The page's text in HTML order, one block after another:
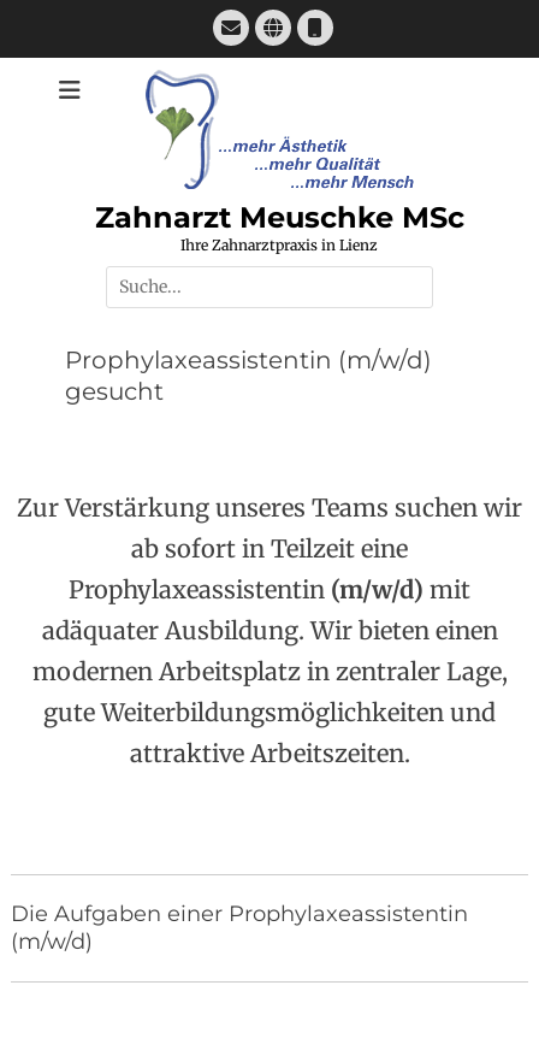
E-
Mail
WebsiteTelefon
Zahnarzt Meuschke MSc
Ihre Zahnarztpraxis in Lienz
Suchen
nach:
Prophylaxeassistentin (m/w/d)
gesucht
Zur Verstärkung unseres Teams suchen wir
ab sofort in Teilzeit eine
Prophylaxeassistentin (m/w/d) mit
adäquater Ausbildung. Wir bieten einen
modernen Arbeitsplatz in zentraler Lage,
gute Weiterbildungsmöglichkeiten und
attraktive Arbeitszeiten.
Die Aufgaben einer Prophylaxeassistentin
(m/w/d)